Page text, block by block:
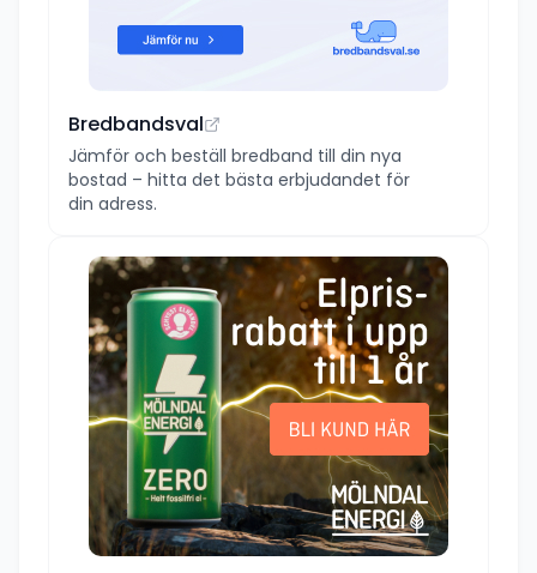
Bredbandsval
Jämför och beställ bredband till din nya
bostad – hitta det bästa erbjudandet för
din adress.